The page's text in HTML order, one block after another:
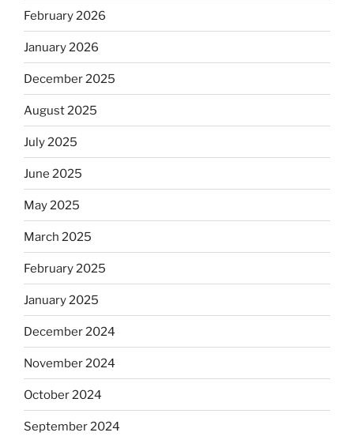
February 2026
January 2026
December 2025
August 2025
July 2025
June 2025
May 2025
March 2025
February 2025
January 2025
December 2024
November 2024
October 2024
September 2024